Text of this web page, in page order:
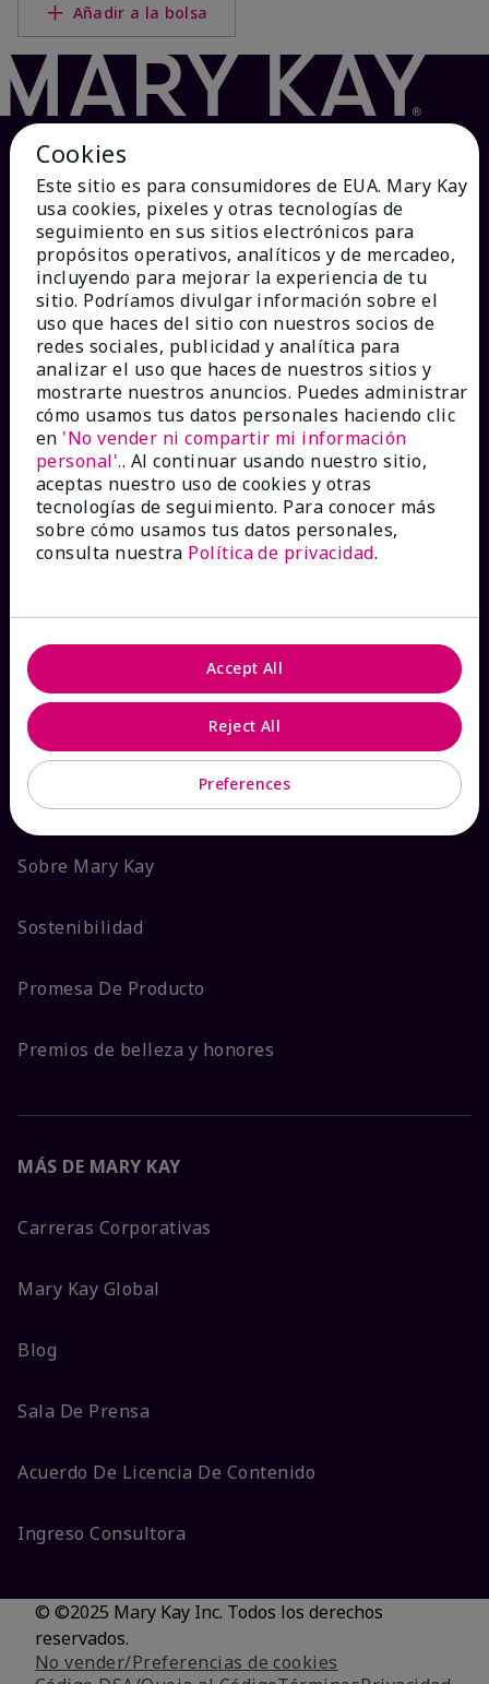
Añadir a la bolsa
¿CÓMO PODEMOS AYUDAR?
Recibe e-mails
Ver estado del pedido
Contáctanos
Catálogos interactivos
ACERCA DE MARY KAY
Garantía de Satisfacción
Sobre Mary Kay
Sostenibilidad
Promesa De Producto
Premios de belleza y honores
MÁS DE MARY KAY
Carreras Corporativas
Mary Kay Global
Blog
Sala De Prensa
Acuerdo De Licencia De Contenido
Ingreso Consultora
© ©2025 Mary Kay Inc. Todos los derechos
reservados.
No vender/Preferencias de cookies
Cookies
Este sitio es para consumidores de EUA. Mary Kay
usa cookies, pixeles y otras tecnologías de
seguimiento en sus sitios electrónicos para
propósitos operativos, analíticos y de mercadeo,
incluyendo para mejorar la experiencia de tu
sitio. Podríamos divulgar información sobre el
uso que haces del sitio con nuestros socios de
redes sociales, publicidad y analítica para
analizar el uso que haces de nuestros sitios y
mostrarte nuestros anuncios. Puedes administrar
cómo usamos tus datos personales haciendo clic
en 'No vender ni compartir mi información
personal'.. Al continuar usando nuestro sitio,
aceptas nuestro uso de cookies y otras
tecnologías de seguimiento. Para conocer más
sobre cómo usamos tus datos personales,
consulta nuestra Política de privacidad.
Preferences
Reject All
Accept All